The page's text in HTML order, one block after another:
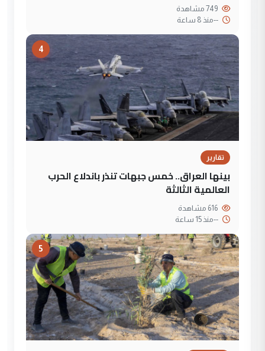
--منذ 8 ساعة
4
تقارير
بينها العراق.. خمس جبهات تنذر باندلاع الحرب
العالمية الثالثة
--منذ 15 ساعة
5